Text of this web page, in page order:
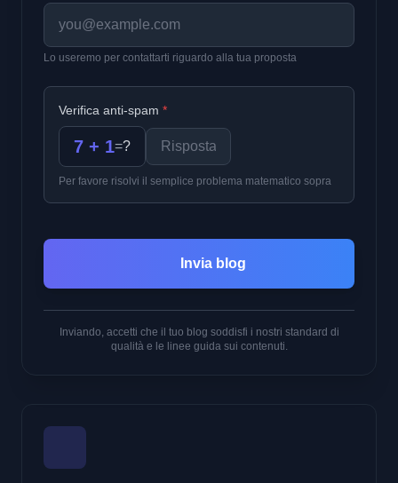
Lo useremo per contattarti riguardo alla tua proposta
Verifica anti-spam *
7 + 1=?
Per favore risolvi il semplice problema matematico sopra
Invia blog
Inviando, accetti che il tuo blog soddisfi i nostri standard di
qualità e le linee guida sui contenuti.